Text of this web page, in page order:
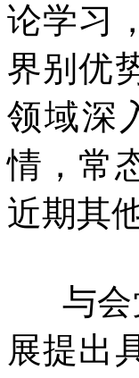
论学习
界别优
领域深
情，常
近期其
与会
展提出